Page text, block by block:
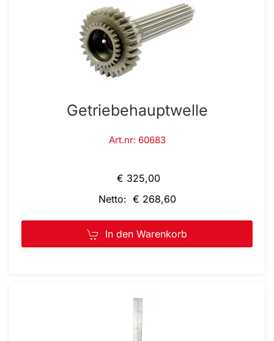
Getriebehauptwelle
Art.nr: 60683
€ 325,00
Netto: € 268,60
In den Warenkorb